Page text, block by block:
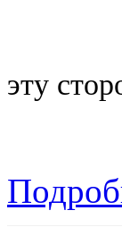
эту